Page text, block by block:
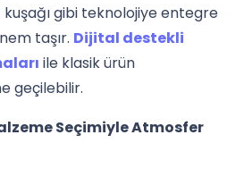
kuşağı gibi teknolojiye entegre
taşır. Dijital destekli
ile klasik ürün
geçilebilir.
Seçimiyle Atmosfer